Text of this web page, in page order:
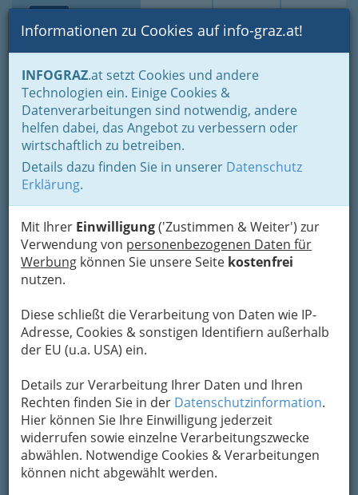
Suche Login Toggle
Informationen zu Cookies auf info-graz.at!
INFOGRAZ.at setzt Cookies und andere
Technologien ein. Einige Cookies &
Datenverarbeitungen sind notwendig, andere
helfen dabei, das Angebot zu verbessern oder
wirtschaftlich zu betreiben.
Details dazu finden Sie in unserer Datenschutz
Erklärung.
Mit Ihrer Einwilligung('Zustimmen & Weiter') zur
Verwendung von personenbezogenen Daten für
Werbung können Sie unsere Seite kostenfrei
nutzen.
Diese schließt die Verarbeitung von Daten wie IP-
Adresse, Cookies & sonstigen Identifiern außerhalb
der EU (u.a. USA) ein.
Details zur Verarbeitung Ihrer Daten und Ihren
Rechten finden Sie in der Datenschutzinformation.
Hier können Sie Ihre Einwilligung jederzeit
widerrufen sowie einzelne Verarbeitungszwecke
abwählen. Notwendige Cookies & Verarbeitungen
können nicht abgewählt werden.
Home Branchen
Gewerbe, Handwerk, Banken
Gewerbe & Handwerk, Gliederung der WKO
Dachdecker & Pflasterer
Adolf Gamperl Gesellschaft
m.b.H.
Pirchäckerstraße 31, 8053 Graz
+43 316 574 842
+43 664 391 11 52
Karte
Adresse mit Google Maps anschauen
Kontaktaufnahme
Um die Info-Graz Firmenvor Spam-Mails zu
bewahren, verwenden wir an dieser Stelle zur